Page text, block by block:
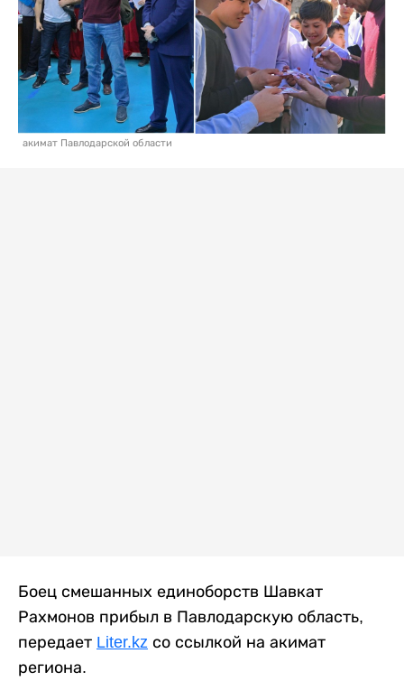
акимат Павлодарской области
Боец смешанных единоборств Шавкат
Рахмонов прибыл в Павлодарскую область,
передает Liter.kz со ссылкой на акимат
региона.